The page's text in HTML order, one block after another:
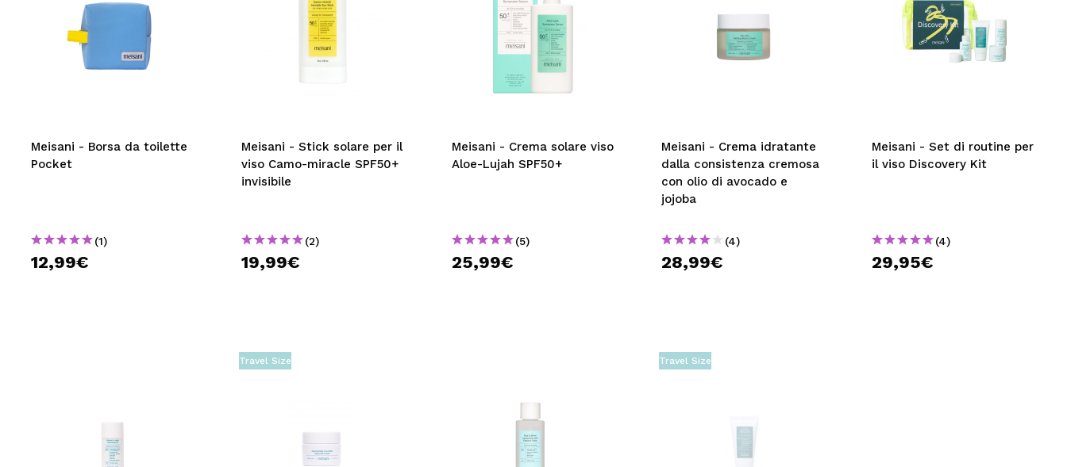
Meisani - Borsa da toilette
Pocket
(1)
12,99€
Meisani - Stick solare per il
viso Camo-miracle SPF50+
invisibile
(2)
19,99€
Meisani - Crema solare viso
Aloe-Lujah SPF50+
(5)
25,99€
Meisani - Crema idratante
dalla consistenza cremosa
con olio di avocado e
jojoba
(4)
28,99€
Meisani - Set di routine per
il viso Discovery Kit
(4)
29,95€
Travel Size Travel Size